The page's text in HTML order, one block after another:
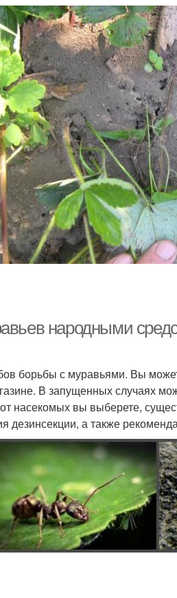
народными
борьбы с муравьями. Вы
В запущенных случаях
от насекомых вы выберете,
дезинсекции, а также